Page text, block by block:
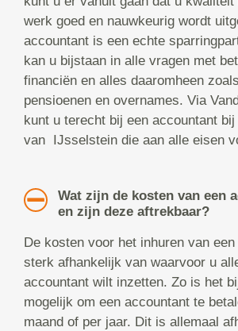
werk goed en nauwkeurig wordt
accountant is een echte
kan u bijstaan in alle vragen met
financiën en alles daaromheen
pensioenen en overnames. Via
kunt u terecht bij een accountant
van IJsselstein die aan alle eisen
Wat zijn de kosten van een
en zijn deze aftrekbaar?
De kosten voor het inhuren van
sterk afhankelijk van waarvoor u
accountant wilt inzetten. Zo is het
mogelijk om een accountant te
maand of per jaar. Dit is allemaal